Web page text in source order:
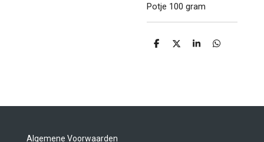
Potje 100 gram
D
D
S
D
Algemene Voorwaarden